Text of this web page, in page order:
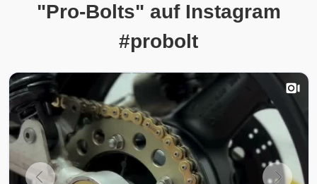
"Pro-Bolts" auf Instagram
#probolt